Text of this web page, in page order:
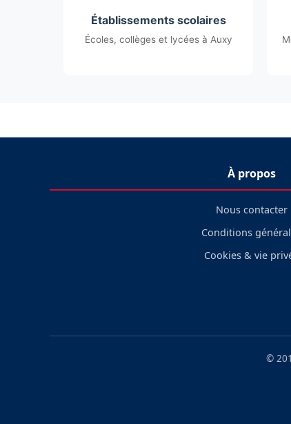
Établissements scolaires
Écoles, collèges et lycées à Auxy
À propos
Nous contacter
Conditions
Cookies & vie
©